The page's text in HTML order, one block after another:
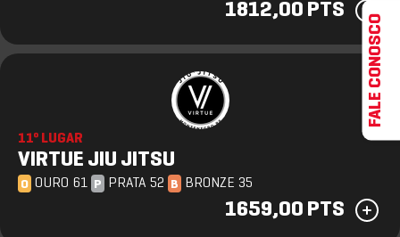
1812,00 PTS
11º LUGAR
VIRTUE JIU JITSU
O OURO 61 P PRATA 52 B BRONZE 35
1659,00 PTS
FALE CONOSCO